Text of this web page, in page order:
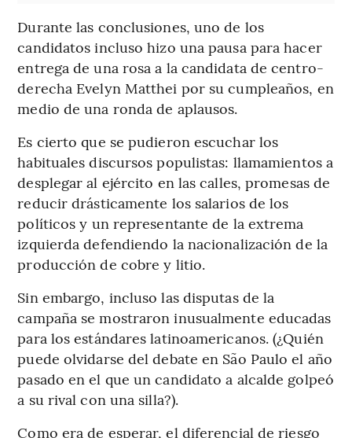
Durante las conclusiones, uno de los
candidatos incluso hizo una pausa para hacer
entrega de una rosa a la candidata de centro-
derecha Evelyn Matthei por su cumpleaños, en
medio de una ronda de aplausos.
Es cierto que se pudieron escuchar los
habituales discursos populistas: llamamientos a
desplegar al ejército en las calles, promesas de
reducir drásticamente los salarios de los
políticos y un representante de la extrema
izquierda defendiendo la nacionalización de la
producción de cobre y litio.
Sin embargo, incluso las disputas de la
campaña se mostraron inusualmente educadas
para los estándares latinoamericanos. (¿Quién
puede olvidarse del debate en São Paulo el año
pasado en el que un candidato a alcalde golpeó
a su rival con una silla?).
Como era de esperar, el diferencial de riesgo